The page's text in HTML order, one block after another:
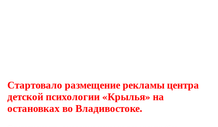
Стартовало размещение рекламы центра
детской психологии «Крылья» на
остановках во Владивостоке.